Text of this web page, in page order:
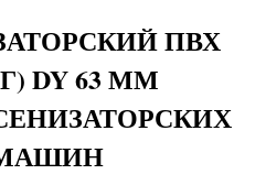
ПВХ
DY 63 ММ